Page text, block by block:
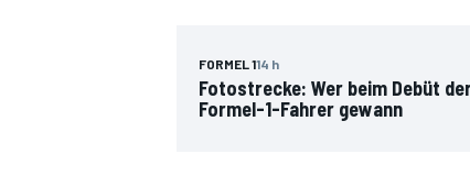
FORMEL 114 h
Fotostrecke: Wer beim Debüt
Formel-1-Fahrer gewann